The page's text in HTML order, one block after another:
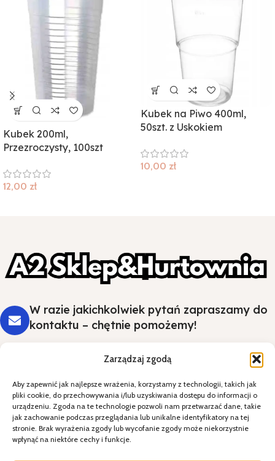
Zarządzaj zgodą
Aby zapewnić jak najlepsze wrażenia, korzystamy z technologii, takich jak
pliki cookie, do przechowywania i/lub uzyskiwania dostępu do informacji o
urządzeniu. Zgoda na te technologie pozwoli nam przetwarzać dane, takie
jak zachowanie podczas przeglądania lub unikalne identyfikatory na tej
stronie. Brak wyrażenia zgody lub wycofanie zgody może niekorzystnie
wpłynąć na niektóre cechy i funkcje.
Kubek 200ml,
Przezroczysty, 100szt
12,00 zł
Kubek na Piwo 400ml,
50szt. z Uskokiem
10,00 zł
W razie jakichkolwiek pytań zapraszamy do
kontaktu – chętnie pomożemy!
Styl i wygoda na Twoim stole - wybierz
jakość, która robi wrażenie.
Kategorie